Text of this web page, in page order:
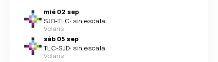
mié 02 sep
SJD-TLC· sin escala
Volaris
sáb 05 sep
TLC-SJD· sin escala
Volaris